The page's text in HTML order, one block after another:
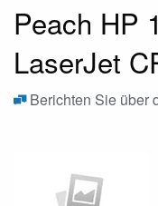
Peach HP
LaserJet
Berichten Sie über